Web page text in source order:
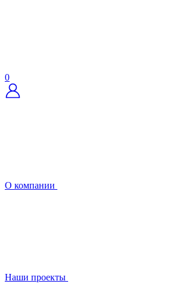
0
О компании
Наши проекты